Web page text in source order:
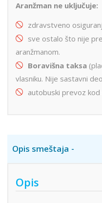
Aranžman ne uključuje:
zdravstveno
sve ostalo što nije
aranžmanom.
Boravišna taksa
vlasniku. Nije sastavni
autobuski prevoz
Opis smeštaja
Opis